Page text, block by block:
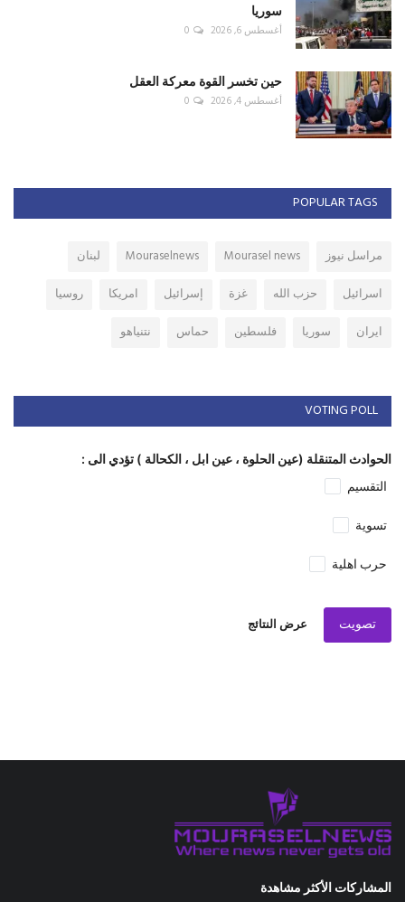
سوريا
أغسطس 6, 2026 0
حين تخسر القوة معركة العقل
أغسطس 4, 2026 0
POPULAR TAGS
مراسل نيوز Mourasel news
Mouraselnews
لبنان
اسرائيل
حزب الله غزة إسرائيل امريكا
روسيا
ايران
سوريا فلسطين حماس نتنياهو
VOTING POLL
الحوادث المتنقلة (عين الحلوة ، عين ابل ، الكحالة ) تؤدي الى :
التقسيم
تسوية
حرب اهلية
تصويت عرض النتائج
المشاركات الأكثر مشاهدة